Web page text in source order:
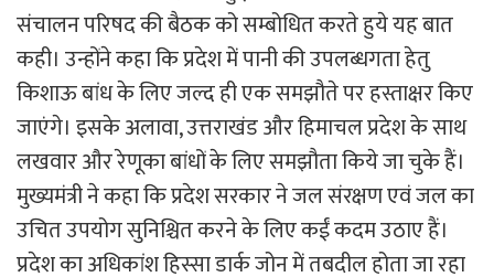
संचालन परिषद की बैठक को सम्बोधित करते हुये यह बात
कही। उन्होंने कहा कि प्रदेश में पानी की उपलब्धगता हेतु
किशाऊ बांध के लिए जल्द ही एक समझौते पर हस्ताक्षर किए
जाएंगे। इसके अलावा, उत्तराखंड और हिमाचल प्रदेश के साथ
लखवार और रेणूका बांधों के लिए समझौता किये जा चुके हैं।
मुख्यमंत्री ने कहा कि प्रदेश सरकार ने जल संरक्षण एवं जल का
उचित उपयोग सुनिश्चित करने के लिए कईं कदम उठाए हैं।
प्रदेश का अधिकांश हिस्सा डार्क जोन में तबदील होता जा रहा